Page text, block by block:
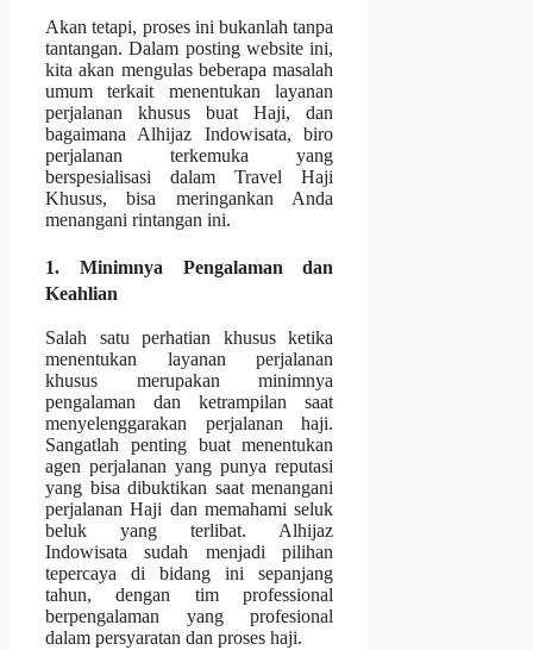
Akan tetapi, proses ini bukanlah tanpa
tantangan. Dalam posting website ini,
kita akan mengulas beberapa masalah
umum terkait menentukan layanan
perjalanan khusus buat Haji, dan
bagaimana Alhijaz Indowisata, biro
perjalanan terkemuka yang
berspesialisasi dalam Travel Haji
Khusus, bisa meringankan Anda
menangani rintangan ini.
1. Minimnya Pengalaman dan
Keahlian
Salah satu perhatian khusus ketika
menentukan layanan perjalanan
khusus merupakan minimnya
pengalaman dan ketrampilan saat
menyelenggarakan perjalanan haji.
Sangatlah penting buat menentukan
agen perjalanan yang punya reputasi
yang bisa dibuktikan saat menangani
perjalanan Haji dan memahami seluk
beluk yang terlibat. Alhijaz
Indowisata sudah menjadi pilihan
tepercaya di bidang ini sepanjang
tahun, dengan tim professional
berpengalaman yang profesional
dalam persyaratan dan proses haji.